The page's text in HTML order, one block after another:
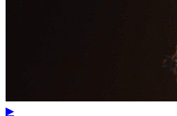
▶